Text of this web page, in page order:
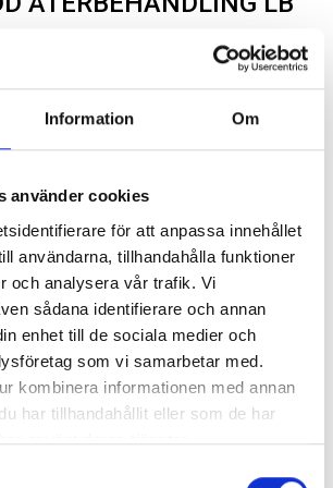
Information Om
använder cookies
för att anpassa innehållet
användarna, tillhandahålla funktioner
och analysera vår trafik. Vi
sådana identifierare och annan
enhet till de sociala medier och
som vi samarbetar med.
kombinera informationen med annan
har tillhandahållit eller som de har
använt deras tjänster.
FRAM OCH BAK CREWCAB I 14-
Artikelnr:DO0161
4 610kr
Lägg i varukorg
ska göras 18-24 månader efter
är ett krav för att garantin ska gälla.
Ram Trucks 1500 | DT | 2019-2026
Lägg i varukorg
på en av våra anläggningar.